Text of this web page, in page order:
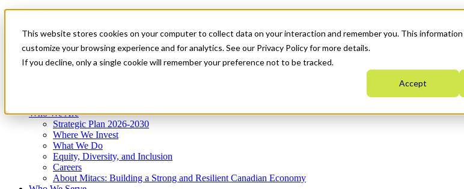
This website stores cookies on your computer to collect data on your interaction and remember you. This information
customize your browsing experience and for analytics. See our Privacy Policy for more details.
If you decline, only a single cookie will remember your preference not to be tracked.
Accept
News & Events
Get Started
Menu
Who We Are
Strategic Plan 2026-2030
Where We Invest
What We Do
Equity, Diversity, and Inclusion
Careers
About Mitacs: Building a Strong and Resilient Canadian Economy